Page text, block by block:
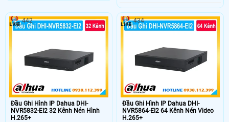
Đầu Ghi Hình IP Dahua DHI-
NVR5832-EI2 32 Kênh Nén Hình
H.265+
442
Đầu Ghi Hình IP Dahua DHI-
NVR5864-EI2 64 Kênh Nén Video
H.265+
434